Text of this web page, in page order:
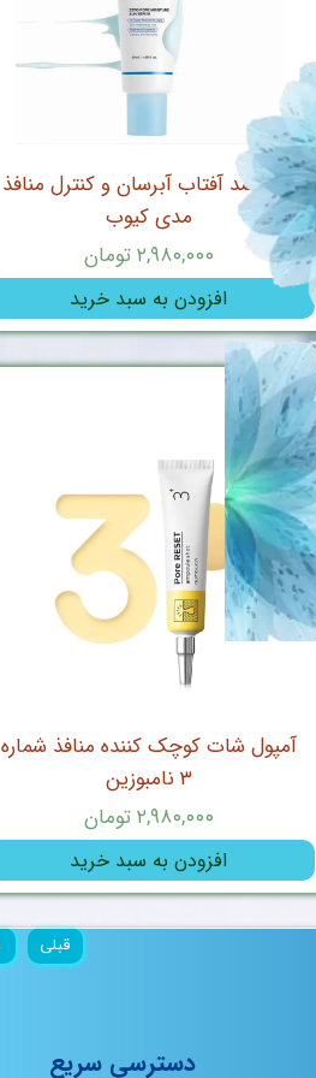
سرم ضد آفتاب آبرسان و کنترل منافذ
مدی کیوب
۲,۹۸۰,۰۰۰ تومان
افزودن به سبد خرید
آمپول شات کوچک‌ کننده منافذ شماره
۳ نامبوزین
۲,۹۸۰,۰۰۰ تومان
افزودن به سبد خرید
کره جنوبی
قبلی
دسترسی سریع